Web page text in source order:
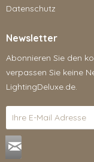
Datenschutz
Newsletter
Abonnieren Sie den
verpassen Sie keine
LightingDeluxe.de.